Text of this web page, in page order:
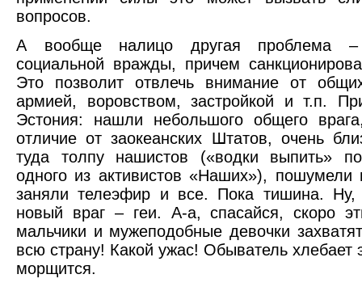
вопросов.
А вообще налицо другая проблема –
социальной вражды, причем
Это позволит отвлечь внимание от
армией, воровством, застройкой и т.п.
Эстония: нашли небольшого общего
отличие от заокеанских Штатов, очень
туда толпу нашистов («водки выпить»
одного из активистов «Наших»),
заняли телеэфир и все. Пока тишина.
новый враг – геи. А-а, спасайся, скоро
мальчики и мужеподобные девочки
всю страну! Какой ужас! Обыватель хлебает
морщится.